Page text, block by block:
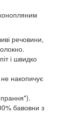
речовини,
і швидко
накопичує
бавовни з